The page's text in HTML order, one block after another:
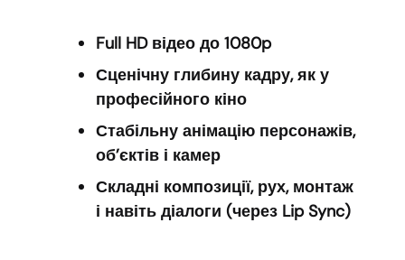
Full HD відео до 1080p
Сценічну глибину кадру, як у
професійного кіно
Стабільну анімацію персонажів,
об’єктів і камер
Складні композиції, рух, монтаж
і навіть діалоги (через Lip Sync)